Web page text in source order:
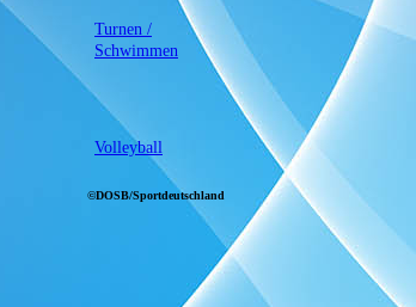
Turnen /
Schwimmen
Volleyball
©DOSB/Sportdeutschland